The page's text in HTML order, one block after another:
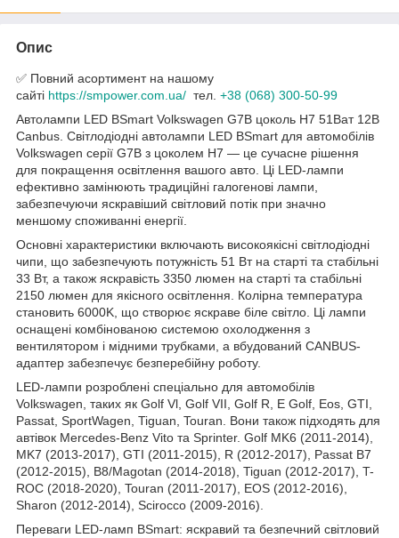
Опис
✅ Повний асортимент на нашому
сайті https://smpower.com.ua/ тел. +38 (068) 300-50-99
Автолампи LED BSmart Volkswagen G7B цоколь H7 51Ват 12В
Canbus. Світлодіодні автолампи LED BSmart для автомобілів
Volkswagen серії G7B з цоколем H7 — це сучасне рішення
для покращення освітлення вашого авто. Ці LED-лампи
ефективно замінюють традиційні галогенові лампи,
забезпечуючи яскравіший світловий потік при значно
меншому споживанні енергії.
Основні характеристики включають високоякісні світлодіодні
чипи, що забезпечують потужність 51 Вт на старті та стабільні
33 Вт, а також яскравість 3350 люмен на старті та стабільні
2150 люмен для якісного освітлення. Колірна температура
становить 6000K, що створює яскраве біле світло. Ці лампи
оснащені комбінованою системою охолодження з
вентилятором і мідними трубками, а вбудований CANBUS-
адаптер забезпечує безперебійну роботу.
LED-лампи розроблені спеціально для автомобілів
Volkswagen, таких як Golf Vl, Golf VII, Golf R, E Golf, Eos, GTI,
Passat, SportWagen, Tiguan, Touran. Вони також підходять для
автівок Mercedes-Benz Vito та Sprinter. Golf MK6 (2011-2014),
MK7 (2013-2017), GTI (2011-2015), R (2012-2017), Passat B7
(2012-2015), B8/Magotan (2014-2018), Tiguan (2012-2017), T-
ROC (2018-2020), Touran (2011-2017), EOS (2012-2016),
Sharon (2012-2014), Scirocco (2009-2016).
Переваги LED-ламп BSmart: яскравий та безпечний світловий